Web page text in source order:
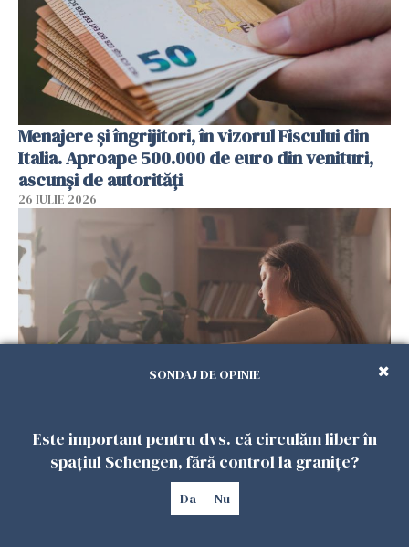
Menajere și îngrijitori, în vizorul Fiscului din
Italia. Aproape 500.000 de euro din venituri,
ascunși de autorități
26 IULIE 2026
Vrei să te muți în SUA? Un studiu Harvard
arată ce se întâmplă cu sănătatea multor
imigranți
SONDAJ DE OPINIE
Este important pentru dvs. că circulăm liber în
spațiul Schengen, fără control la granițe?
Da Nu